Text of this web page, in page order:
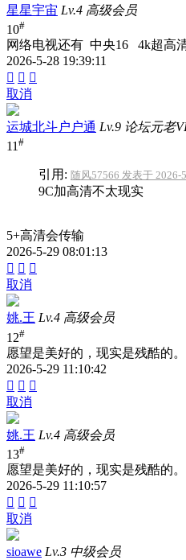
星星宇宙 Lv.4 高级会员
10#
网络电视还有 中央16 4k超高
2026-5-28 19:39:11
  
取消
运城北斗户户通 Lv.9 论坛元老
11#
引用: 随风57566 发表于 2026-
9C加高清不太现实
5+高清会传输
2026-5-29 08:01:13
  
取消
姚.王 Lv.4 高级会员
12#
愿望是美好的，现实是残酷的。
2026-5-29 11:10:42
  
取消
姚.王 Lv.4 高级会员
13#
愿望是美好的，现实是残酷的。
2026-5-29 11:10:57
  
取消
sioawe Lv.3 中级会员